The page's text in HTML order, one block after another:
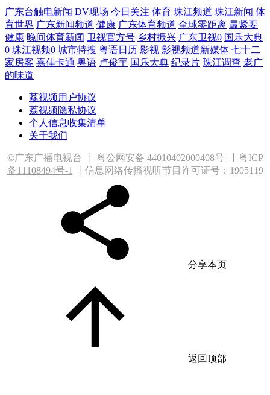
广东台触电新闻 DV现场 今日关注 体育 珠江频道 珠江新闻 体
育世界 广东新闻频道 健康 广东体育频道 全球零距离 最紧要
健康 晚间体育新闻 卫视官方号 乡村振兴 广东卫视0 国乐大典
0 珠江视频0 城市特搜 粤语日历 影视 影视频道新媒体 七十二
家房客 嘉佳卡通 粤语 卢俊宇 国乐大典 纪录片 珠江调查 老广
的味道
荔视频用户协议
荔视频隐私协议
个人信息收集清单
关于我们
©广东广播电视台 丨 粤公网安备 44010402000408号
粤ICP
备11108494号-1
丨信息网络传播视听节目许可证号：1905119
分享本页
返回顶部